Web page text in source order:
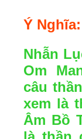
Ý Nghĩa:
Nhẫn
Om
câu
xem là
Âm Bồ